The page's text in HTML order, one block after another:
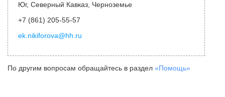
Юг, Северный Кавказ, Черноземье
+7 (861) 205-55-57
ek.nikiforova@hh.ru
По другим вопросам обращайтесь в раздел «Помощь»